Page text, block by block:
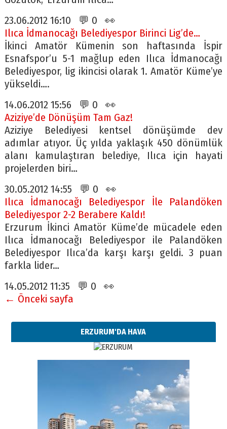
23.06.2012 16:10 💬 0 👀
Ilıca İdmanocağı Belediyespor Birinci Lig’de…
İkinci Amatör Kümenin son haftasında İspir
Esnafspor’u 5-1 mağlup eden Ilıca İdmanocağı
Belediyespor, lig ikincisi olarak 1. Amatör Küme’ye
yükseldi….
14.06.2012 15:56 💬 0 👀
Aziziye’de Dönüşüm Tam Gaz!
Aziziye Belediyesi kentsel dönüşümde dev
adımlar atıyor. Üç yılda yaklaşık 450 dönümlük
alanı kamulaştıran belediye, Ilıca için hayati
projelerden biri…
30.05.2012 14:55 💬 0 👀
Ilıca İdmanocağı Belediyespor İle Palandöken
Belediyespor 2-2 Berabere Kaldı!
Erzurum İkinci Amatör Küme’de mücadele eden
Ilıca İdmanocağı Belediyespor ile Palandöken
Belediyespor Ilıca’da karşı karşı geldi. 3 puan
farkla lider…
14.05.2012 11:35 💬 0 👀
← Önceki sayfa
ERZURUM'DA HAVA